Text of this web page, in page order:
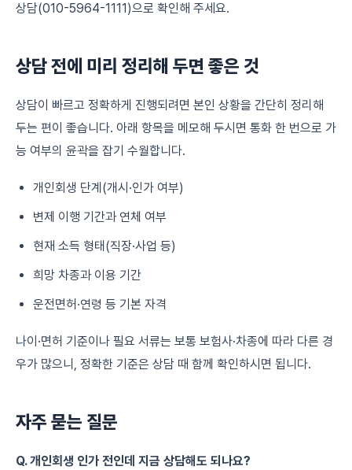
상담(010-5964-1111)으로 확인해 주세요.
상담 전에 미리 정리해 두면 좋은 것
상담이 빠르고 정확하게 진행되려면 본인 상황을 간단히 정리해
두는 편이 좋습니다. 아래 항목을 메모해 두시면 통화 한 번으로 가
능 여부의 윤곽을 잡기 수월합니다.
개인회생 단계(개시·인가 여부)
변제 이행 기간과 연체 여부
현재 소득 형태(직장·사업 등)
희망 차종과 이용 기간
운전면허·연령 등 기본 자격
나이·면허 기준이나 필요 서류는 보통 보험사·차종에 따라 다른 경
우가 많으니, 정확한 기준은 상담 때 함께 확인하시면 됩니다.
자주 묻는 질문
Q. 개인회생 인가 전인데 지금 상담해도 되나요?